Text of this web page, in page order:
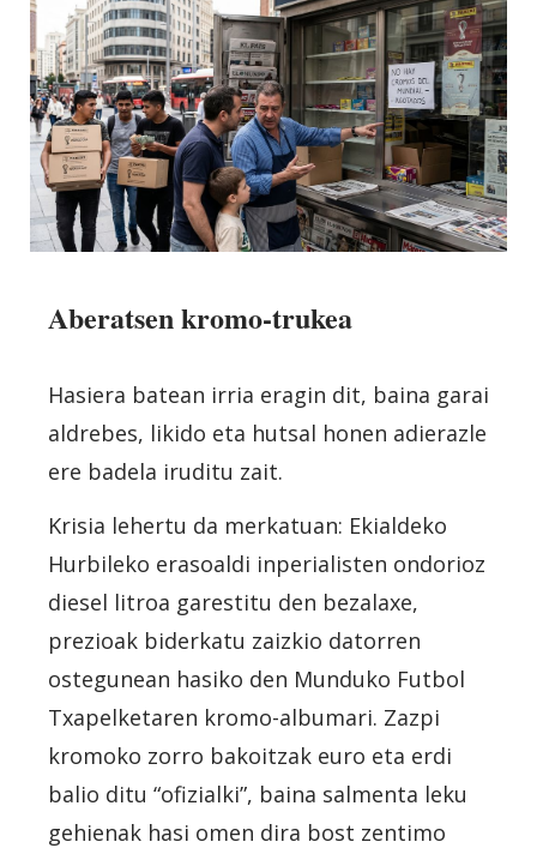
Aberatsen kromo-trukea
Hasiera batean irria eragin dit, baina garai
aldrebes, likido eta hutsal honen adierazle
ere badela iruditu zait.
Krisia lehertu da merkatuan: Ekialdeko
Hurbileko erasoaldi inperialisten ondorioz
diesel litroa garestitu den bezalaxe,
prezioak biderkatu zaizkio datorren
ostegunean hasiko den Munduko Futbol
Txapelketaren kromo-albumari. Zazpi
kromoko zorro bakoitzak euro eta erdi
balio ditu “ofizialki”, baina salmenta leku
gehienak hasi omen dira bost zentimo